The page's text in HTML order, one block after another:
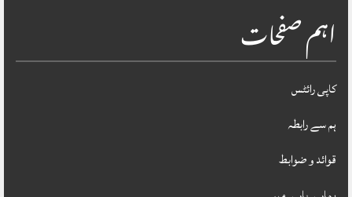
اہم صفحات
کاپی رائٹس
ہم سے رابطہ
قوائد و ضوابط